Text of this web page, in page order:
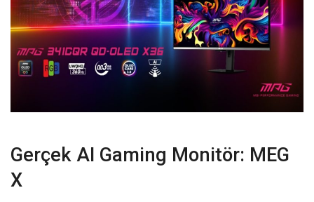
Gerçek AI Gaming Monitör: MEG
X